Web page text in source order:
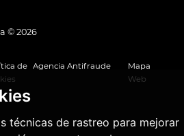
técnicas de rastreo para mejorar
© 2026
de Agencia Antifraude
Mapa
Web